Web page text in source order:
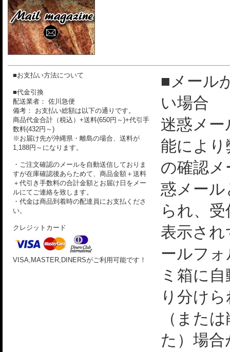
■お支払い方法について
■代金引換
配送業者： 佐川急便
備考： お支払い総額は以下の通りです。
商品代金合計（税込）+送料(650円～)+代引手
数料(432円～)
※お届け先が沖縄県・離島の場合、送料が
1,188円～になります。
・ご注文確認のメールを自動送信しておりま
すが在庫確認後あらためて、商品金額＋送料
＋代引き手数料の合計金額とお届け日をメー
ルにてご連絡を致します。
・代金は商品到着時の配達員にお支払くださ
い。
クレジットカード
VISA,MASTER,DINERSがご利用可能です！
■メール
い場合
迷惑メー
能によ
の確認
惑メー
られ、
表示さ
ールフ
ミ箱に
り分け
（また
た）場